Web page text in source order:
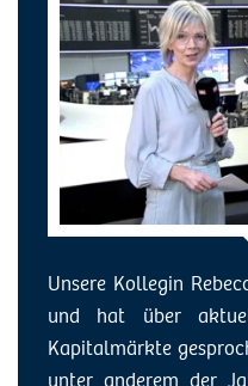
Unsere Kollegin
und hat über
Kapitalmärkte
unter anderem der